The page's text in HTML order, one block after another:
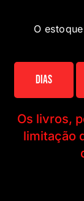
O
Dias
Os livros,
limitação